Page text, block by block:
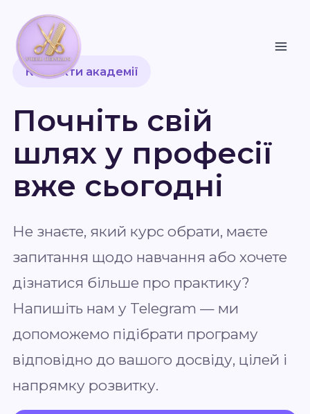
вмісту
Контакти академії
Почніть свій
шлях у професії
вже сьогодні
Не знаєте, який курс обрати, маєте
запитання щодо навчання або хочете
дізнатися більше про практику?
Напишіть нам у Telegram — ми
допоможемо підібрати програму
відповідно до вашого досвіду, цілей і
напрямку розвитку.